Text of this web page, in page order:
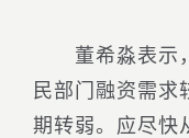
董希淼表示，
民部门融资需求
期转弱。应尽快